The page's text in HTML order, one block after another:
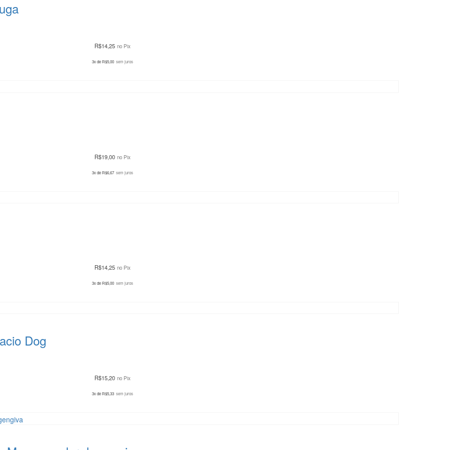
R$14,25 no Pix
3x deR$5,00 sem juros
R$19,00 no Pix
3x deR$6,67 sem juros
R$14,25 no Pix
3x deR$5,00 sem juros
Dog
R$15,20 no Pix
3x deR$5,33 sem juros